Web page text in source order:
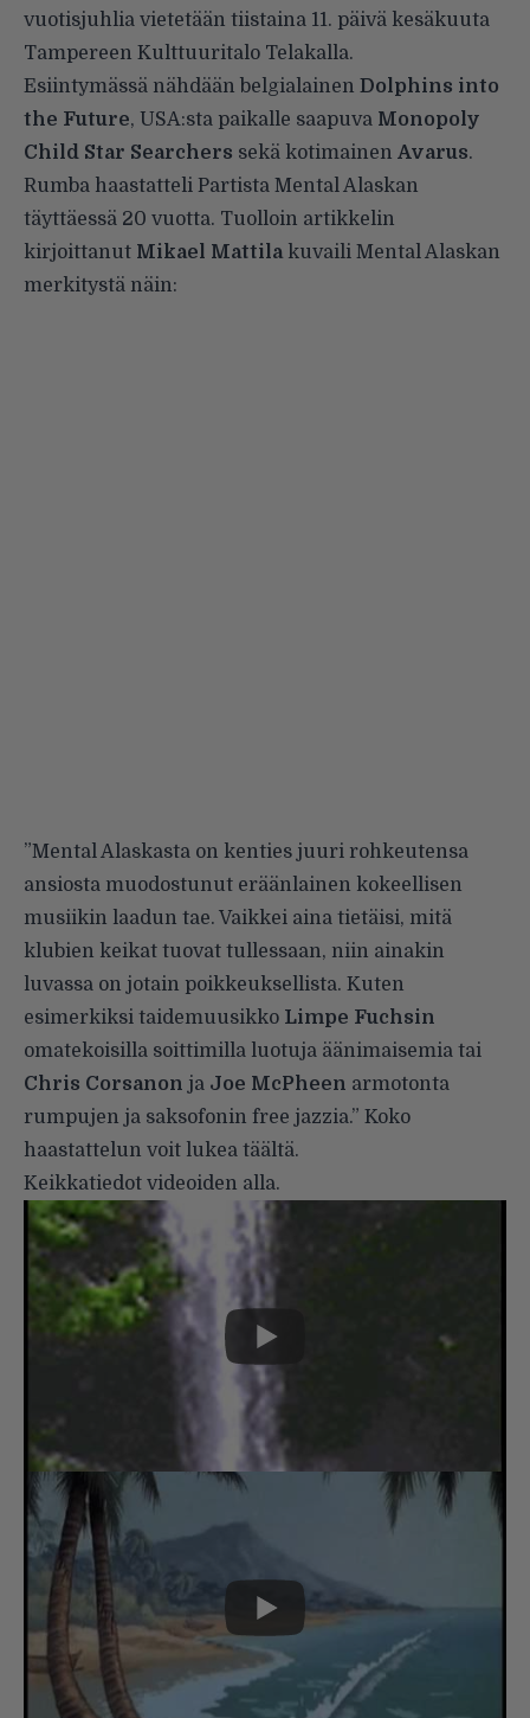
vuotisjuhlia vietetään tiistaina 11. päivä kesäkuuta
Tampereen Kulttuuritalo Telakalla.
Esiintymässä nähdään belgialainen Dolphins into
the Future, USA:sta paikalle saapuva Monopoly
Child Star Searchers sekä kotimainen Avarus.
Rumba haastatteli Partista Mental Alaskan
täyttäessä 20 vuotta. Tuolloin artikkelin
kirjoittanut Mikael Mattilakuvaili Mental Alaskan
merkitystä näin:
”Mental Alaskasta on kenties juuri rohkeutensa
ansiosta muodostunut eräänlainen kokeellisen
musiikin laadun tae. Vaikkei aina tietäisi, mitä
klubien keikat tuovat tullessaan, niin ainakin
luvassa on jotain poikkeuksellista. Kuten
esimerkiksi taidemuusikko Limpe Fuchsin
omatekoisilla soittimilla luotuja äänimaisemia tai
Chris Corsanon ja Joe McPheen armotonta
rumpujen ja saksofonin free jazzia.” Koko
haastattelun voit lukea täältä.
Keikkatiedot videoiden alla.